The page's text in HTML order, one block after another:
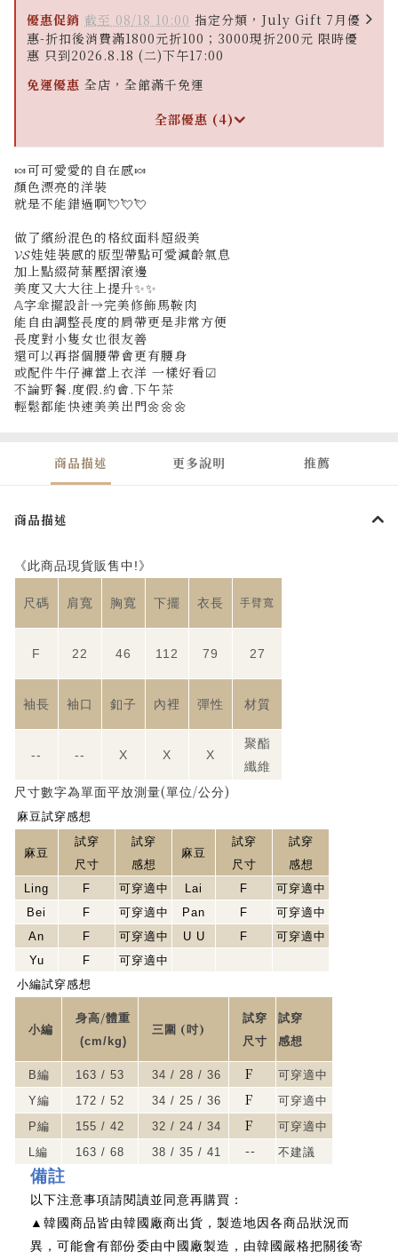
優惠促銷 截至 08/18 10:00 指定分類，July Gift 7月優
惠-折扣後消費滿1800元折100；3000現折200元 限時優
惠 只到2026.8.18 (二)下午17:00
免運優惠 全店，全館滿千免運
全部優惠 (4)
🍬可可愛愛的自在感🍬
顏色漂亮的洋裝
就是不能錯過啊💘💘💘
做了繽紛混色的格紋面料超級美
𝓥𝓢娃娃裝感的版型帶點可愛減齡氣息
加上點綴荷葉壓摺滾邊
美度又大大往上提升✨✨
𝔸字傘擺設計→完美修飾馬鞍肉
能自由調整長度的肩帶更是非常方便
長度對小隻女也很友善
還可以再搭個腰帶會更有腰身
或配件牛仔褲當上衣洋 一樣好看☑
不論野餐.度假.約會.下午茶
輕鬆都能快速美美出門🌼🌼🌼
商品描述 更多說明 推薦
商品描述
《此商品現貨販售中!》
尺碼 肩寬 胸寬 下擺 衣長 手臂寬
F 22 46 112 79 27
袖長 袖口 釦子 內裡 彈性 材質
-- -- X X X
聚酯
纖維
尺寸數字為單面平放測量(單位/公分)
麻豆試穿感想
麻豆
試穿
尺寸
試穿
感想
麻豆
試穿
尺寸
試穿
感想
Ling
F 可穿適中 Lai F
可穿適中
Bei
F 可穿適中 Pan F
可穿適中
An
F 可穿適中 U U F
可穿適中
Yu
F
可穿適中
小編試穿感想
小編
身高/體重
(cm/kg)
三圍 (吋)
試穿
尺寸
試穿
感想
B編 163 / 53 34 / 28 / 36 F
可穿適中
Y編 172 / 52 34 / 25 / 36 F
可穿適中
P編 155 / 42 32 / 24 / 34 F
可穿適中
L編 163 / 68 38 / 35 / 41 -- 不建議
備註
以下注意事項請閱讀並同意再購買：
▲ 韓國商品皆由韓國廠商出貨，製造地因各商品狀況而
異，可能會有部份委由中國廠製造，由韓國嚴格把關後寄